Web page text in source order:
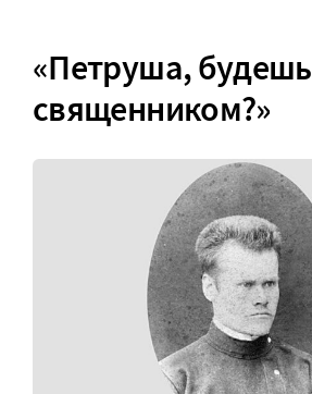
«Петруша, будешь
священником?»